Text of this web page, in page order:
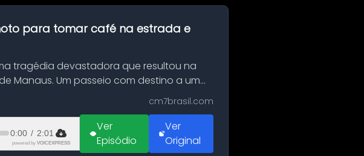
para tomar café na estrada e
tragédia devastadora que resultou na
Manaus. Um passeio com destino a um
cm7brasil.com
0:00 / 2:01
powered by VOICEXPRESS
Ver
Episódio
Ver
Original